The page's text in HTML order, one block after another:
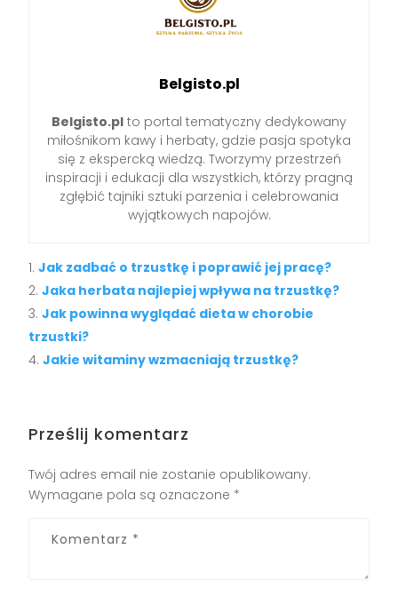
Belgisto.pl
Belgisto.pl to portal tematyczny dedykowany
miłośnikom kawy i herbaty, gdzie pasja spotyka
się z ekspercką wiedzą. Tworzymy przestrzeń
inspiracji i edukacji dla wszystkich, którzy pragną
zgłębić tajniki sztuki parzenia i celebrowania
wyjątkowych napojów.
Jak zadbać o trzustkę i poprawić jej pracę?
Jaka herbata najlepiej wpływa na trzustkę?
Jak powinna wyglądać dieta w chorobie
trzustki?
Jakie witaminy wzmacniają trzustkę?
Prześlij komentarz
Twój adres email nie zostanie opublikowany.
Wymagane pola są oznaczone *